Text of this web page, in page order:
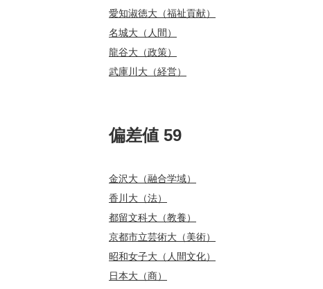
愛知淑徳大（福祉貢献）
名城大（人間）
龍谷大（政策）
武庫川大（経営）
偏差値 59
金沢大（融合学域）
香川大（法）
都留文科大（教養）
京都市立芸術大（美術）
昭和女子大（人間文化）
日本大（商）